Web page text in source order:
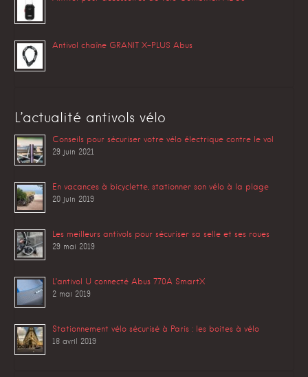
Antivol chaîne GRANIT X-PLUS Abus
L’actualité antivols vélo
Conseils pour sécuriser votre vélo électrique contre le vol
29 juin 2021
En vacances à bicyclette, stationner son vélo à la plage
20 juin 2019
Les meilleurs antivols pour sécuriser sa selle et ses roues
29 mai 2019
L’antivol U connecté Abus 770A SmartX
2 mai 2019
Stationnement vélo sécurisé à Paris : les boites à vélo
18 avril 2019